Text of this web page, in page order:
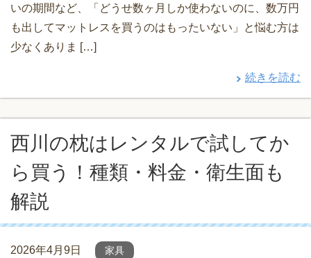
いの期間など、「どうせ数ヶ月しか使わないのに、数万円
も出してマットレスを買うのはもったいない」と悩む方は
少なくありま […]
続きを読む
西川の枕はレンタルで試してか
ら買う！種類・料金・衛生面も
解説
2026年4月9日 家具